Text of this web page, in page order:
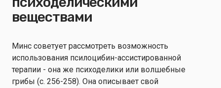
веществами
Минс советует рассмотреть возможность
использования псилоцибин-ассистированной
терапии - она же психоделики или волшебные
грибы (с. 256-258). Она описывает свой